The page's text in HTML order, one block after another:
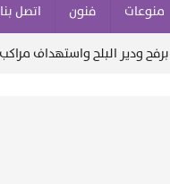
منوعات فنون اتصل بنا
واستهداف مراكب الصيادين